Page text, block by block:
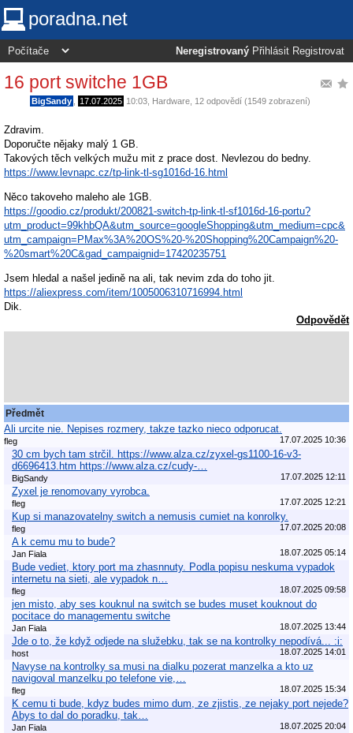
poradna.net
Neregistrovaný Přihlásit Registrovat
16 port switche 1GB
BigSandy 17.07.2025 10:03 Hardware , 12 odpovědí (1549 zobrazení)
Zdravim.
Doporučte nějaky malý 1 GB.
Takových těch velkých mužu mit z prace dost. Nevlezou do bedny.
https://www.levnapc.cz/tp-link-tl-sg1016d-16.html
Něco takoveho maleho ale 1GB.
https://goodio.cz/produkt/200821-switch-tp-link-tl-sf1016d-16-portu?
utm_product=99khbQA&utm_source=googleShopping&utm_medium=cpc&
utm_campaign=PMax%3A%20OS%20-%20Shopping%20Campaign%20-
%20smart%20C&gad_campaignid=17420235751
Jsem hledal a našel jedině na ali, tak nevim zda do toho jit.
https://aliexpress.com/item/1005006310716994.html
Dik.
Odpovědět
Předmět
Ali urcite nie. Nepises rozmery, takze tazko nieco odporucat.
fleg 17.07.2025 10:36
30 cm bych tam strčil. https://www.alza.cz/zyxel-gs1100-16-v3-
d6696413.htm https://www.alza.cz/cudy-…
BigSandy 17.07.2025 12:11
Zyxel je renomovany vyrobca.
fleg 17.07.2025 12:21
Kup si manazovatelny switch a nemusis cumiet na konrolky.
fleg 17.07.2025 20:08
A k cemu mu to bude?
Jan Fiala 18.07.2025 05:14
Bude vediet, ktory port ma zhasnnuty. Podla popisu neskuma vypadok
internetu na sieti, ale vypadok n…
fleg 18.07.2025 09:58
jen misto, aby ses kouknul na switch se budes muset kouknout do
pocitace do managementu switche
Jan Fiala 18.07.2025 13:44
Jde o to, že když odjede na služebku, tak se na kontrolky nepodívá... :i:
host 18.07.2025 14:01
Navyse na kontrolky sa musi na dialku pozerat manzelka a kto uz
navigoval manzelku po telefone vie,…
fleg 18.07.2025 15:34
K cemu ti bude, kdyz budes mimo dum, ze zjistis, ze nejaky port nejede?
Abys to dal do poradku, tak…
Jan Fiala 18.07.2025 20:04